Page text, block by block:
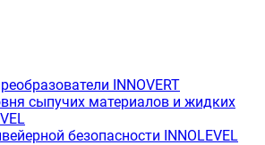
INNOVERT
сыпучих материалов и жидких
безопасности INNOLEVEL